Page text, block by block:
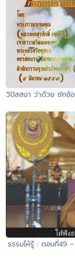
วิปัสสนา ว่าด้วย ซักซ้
ธรรมให้รู้ : ตอนที่49